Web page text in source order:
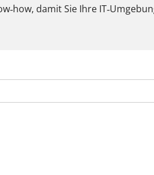
damit Sie Ihre